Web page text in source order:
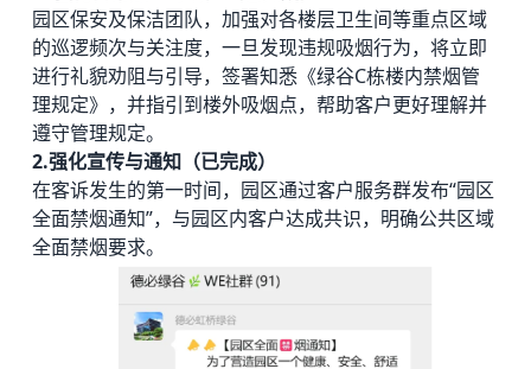
园区保安及保洁团队，加强对各楼层卫生间等重点区域
的巡逻频次与关注度，一旦发现违规吸烟行为，将立即
进行礼貌劝阻与引导，签署知悉《绿谷C栋楼内禁烟管
理规定》，并指引到楼外吸烟点，帮助客户更好理解并
遵守管理规定。
2.强化宣传与通知（已完成）
在客诉发生的第一时间，园区通过客户服务群发布“园区
全面禁烟通知”，与园区内客户达成共识，明确公共区域
全面禁烟要求。